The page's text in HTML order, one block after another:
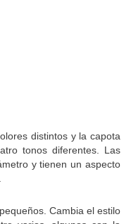
distintos y la capota
tonos diferentes. Las
y tienen un aspecto
Cambia el estilo